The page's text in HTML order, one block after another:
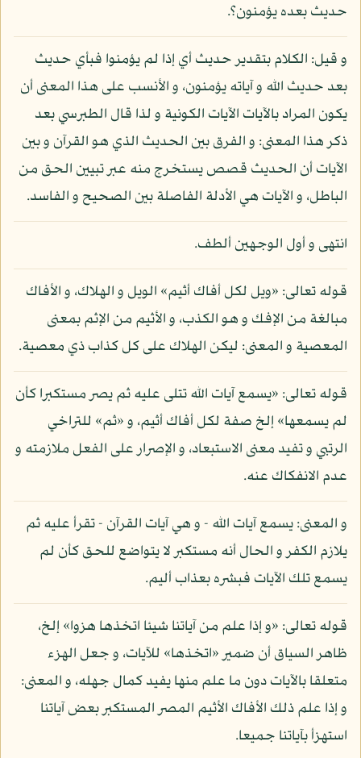
حديث بعده يؤمنون؟.
و قيل: الكلام بتقدير حديث أي إذا لم يؤمنوا فبأي حديث
بعد حديث الله و آياته يؤمنون، و الأنسب على هذا المعنى أن
يكون المراد بالآيات الآيات الكونية و لذا قال الطبرسي بعد
ذكر هذا المعنى: و الفرق بين الحديث الذي هو القرآن و بين
الآيات أن الحديث قصص يستخرج منه عبر تبيين الحق من
الباطل، و الآيات هي الأدلة الفاصلة بين الصحيح و الفاسد.
انتهى و أول الوجهين ألطف.
قوله تعالى: «ويل لكل أفاك أثيم» الويل و الهلاك، و الأفاك
مبالغة من الإفك و هو الكذب، و الأثيم من الإثم بمعنى
المعصية و المعنى: ليكن الهلاك على كل كذاب ذي معصية.
قوله تعالى: «يسمع آيات الله تتلى عليه ثم يصر مستكبرا كأن
لم يسمعها» إلخ صفة لكل أفاك أثيم، و «ثم» للتراخي
الرتبي و تفيد معنى الاستبعاد، و الإصرار على الفعل ملازمته و
عدم الانفكاك عنه.
و المعنى: يسمع آيات الله - و هي آيات القرآن - تقرأ عليه ثم
يلازم الكفر و الحال أنه مستكبر لا يتواضع للحق كأن لم
يسمع تلك الآيات فبشره بعذاب أليم.
قوله تعالى: «و إذا علم من آياتنا شيئا اتخذها هزوا» إلخ،
ظاهر السياق أن ضمير «اتخذها» للآيات، و جعل الهزء
متعلقا بالآيات دون ما علم منها يفيد كمال جهله، و المعنى:
و إذا علم ذلك الأفاك الأثيم المصر المستكبر بعض آياتنا
استهزأ بآياتنا جميعا.